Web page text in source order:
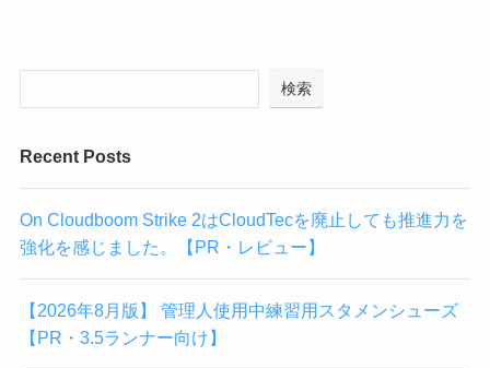
検索
Recent Posts
On Cloudboom Strike 2はCloudTecを廃止しても推進力を
強化を感じました。【PR・レビュー】
【2026年8月版】 管理人使用中練習用スタメンシューズ
【PR・3.5ランナー向け】